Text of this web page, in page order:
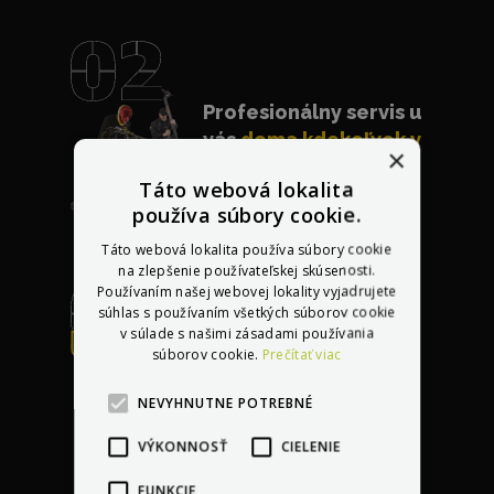
Profesionálny servis u
vásdoma kdekoľvek v
Bezplatná oprava
poškodenia
×
Táto webová lokalita
používa súbory cookie.
Táto webová lokalita používa súbory cookie
na zlepšenie používateľskej skúsenosti.
Používaním našej webovej lokality vyjadrujete
súhlas s používaním všetkých súborov cookie
v súlade s našimi zásadami používania
súborov cookie. Prečítať viac
NEVYHNUTNE POTREBNÉ
VÝKONNOSŤ CIELENIE